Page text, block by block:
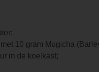
10 gram Mugicha
in de koelkast;